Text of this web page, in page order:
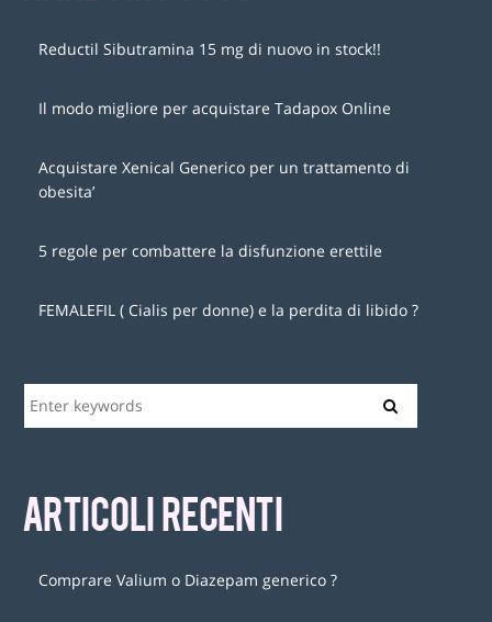
Reductil Sibutramina 15 mg di nuovo in stock!!
Il modo migliore per acquistare Tadapox Online
Acquistare Xenical Generico per un trattamento di
obesita’
5 regole per combattere la disfunzione erettile
FEMALEFIL ( Cialis per donne) e la perdita di libido ?
ARTICOLI RECENTI
Comprare Valium o Diazepam generico ?